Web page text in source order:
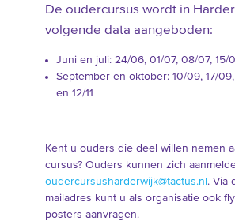
De oudercursus wordt in
volgende data aangeboden:
Juni en juli: 24/06, 01/07, 08/07, 15/
September en oktober: 10/09, 17/
en 12/11
Kent u ouders die deel willen nemen
cursus? Ouders kunnen zich
oudercursusharderwijk@tactus.nl . Via
mailadres kunt u als organisatie ook
posters aanvragen.